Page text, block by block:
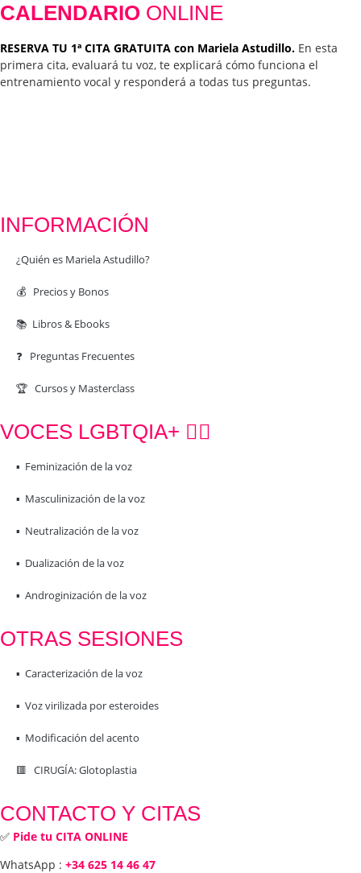
CALENDARIO ONLINE
RESERVA TU 1ª CITA GRATUITA con Mariela Astudillo. En esta
primera cita, evaluará tu voz, te explicará cómo funciona el
entrenamiento vocal y responderá a todas tus preguntas.
INFORMACIÓN
¿Quién es Mariela Astudillo?
💰 Precios y Bonos
📚 Libros & Ebooks
❓ Preguntas Frecuentes
🏆 Cursos y Masterclass
VOCES LGBTQIA+ 🏳️‍🌈
▪️ Feminización de la voz
▪️ Masculinización de la voz
▪️ Neutralización de la voz
▪️ Dualización de la voz
▪️ Androginización de la voz
OTRAS SESIONES
▪️ Caracterización de la voz
▪️ Voz virilizada por esteroides
▪️ Modificación del acento
🟥 CIRUGÍA: Glotoplastia
CONTACTO Y CITAS
✅ Pide tu CITA ONLINE
WhatsApp : +34 625 14 46 47